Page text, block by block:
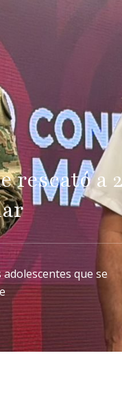
rescató a 2
que se